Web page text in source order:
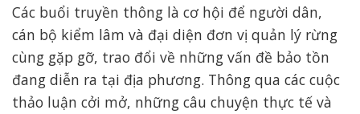
Các buổi truyền thông là cơ hội để người dân,
cán bộ kiểm lâm và đại diện đơn vị quản lý rừng
cùng gặp gỡ, trao đổi về những vấn đề bảo tồn
đang diễn ra tại địa phương. Thông qua các cuộc
thảo luận cởi mở, những câu chuyện thực tế và